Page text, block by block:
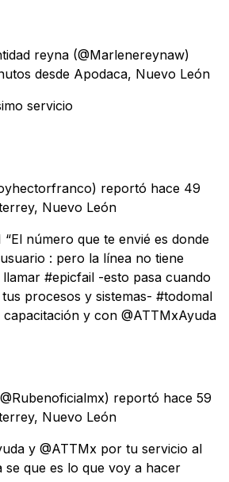
reyna (@Marlenereynaw)
desde Apodaca, Nuevo León
servicio
reportó hace 49
Nuevo León
número que te envié es donde
: pero la línea no tiene
#epicfail -esto pasa cuando
procesos y sistemas- #todomal
y con @ATTMxAyuda
reportó hace 59
Nuevo León
y @ATTMx por tu servicio al
se que es lo que voy a hacer